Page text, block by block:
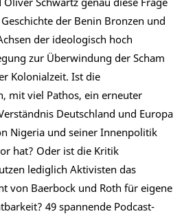
der Benin Bronzen und
der ideologisch hoch
zur Überwindung der Scham
Kolonialzeit. Ist die
mit viel Pathos, ein erneuter
Deutschland und Europa
Nigeria und seiner Innenpolitik
hat? Oder ist die Kritik
lediglich Aktivisten das
von Baerbock und Roth für eigene
49 spannende Podcast-